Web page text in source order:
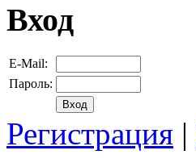
Вход
E-Mail:
Пароль:
Регистрация |